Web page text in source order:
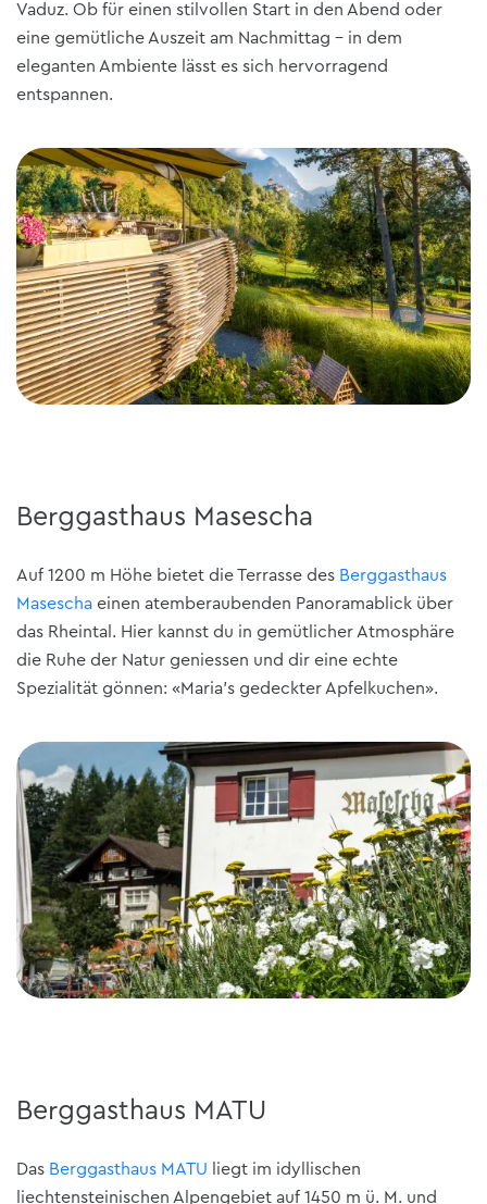
Vaduz. Ob für einen stilvollen Start in den Abend oder
eine gemütliche Auszeit am Nachmittag - in dem
eleganten Ambiente lässt es sich hervorragend
entspannen.
Berggasthaus Masescha
Auf 1200 m Höhe bietet die Terrasse des Berggasthaus
Masescha einen atemberaubenden Panoramablick über
das Rheintal. Hier kannst du in gemütlicher Atmosphäre
die Ruhe der Natur geniessen und dir eine echte
Spezialität gönnen: «Maria’s gedeckter Apfelkuchen».
Berggasthaus MATU
Das Berggasthaus MATU liegt im idyllischen
liechtensteinischen Alpengebiet auf 1450 m ü. M. und